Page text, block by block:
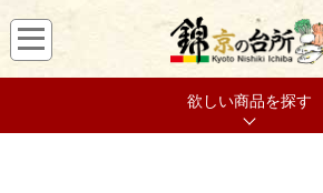
欲しい商品を探す